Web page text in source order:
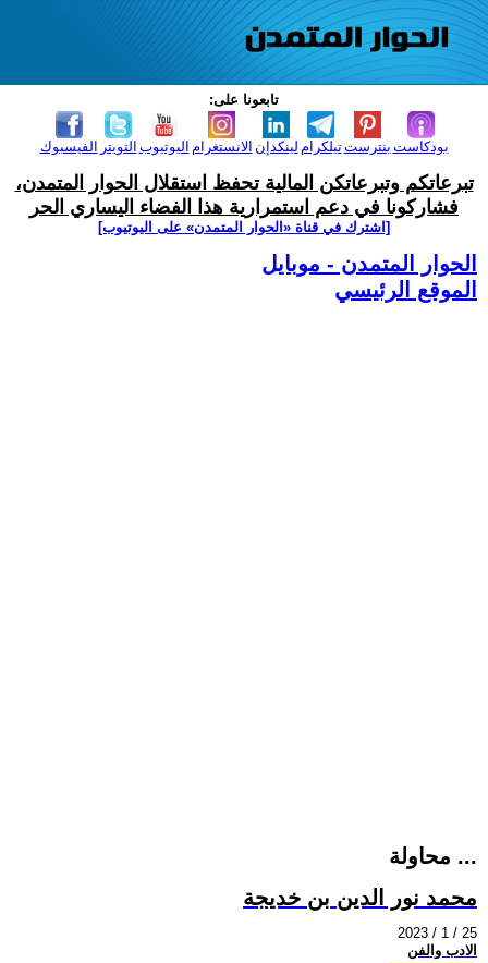
تابعونا على:
الفيسبوك التويتر اليوتيوب الانستغرام لينكدإن تيلكرامبنترست بودكاست
تبرعاتكم وتبرعاتكن المالية تحفظ استقلال الحوار المتمدن،
فشاركونا في دعم استمرارية هذا الفضاء اليساري الحر
[اشترك في قناة ‫«الحوار المتمدن» على اليوتيوب]
الحوار المتمدن - موبايل
الموقع الرئيسي
محاولة ...
محمد نور الدين بن خديجة
2023 / 1 / 25
الادب والفن